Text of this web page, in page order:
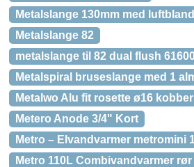
Metalslange 130mm med
Metalslange 82
metalslange til 82 dual flush
Metalspiral bruseslange med 1
Metalwo Alu fit rosette ø16
Metero Anode 3/4" Kort
Metro – Elvandvarmer metromini
Metro 110L Combivandvarmer